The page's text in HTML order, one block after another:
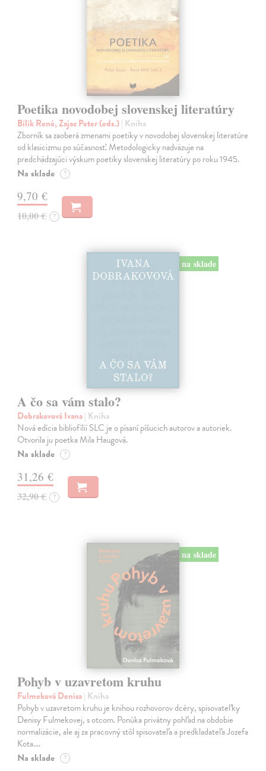
Poetika novodobej slovenskej literatúry
Bílik René, Zajac Peter (eds.)| Kniha
Zborník sa zaoberá zmenami poetiky v novodobej slovenskej literatúre
od klasicizmu po súčasnosť. Metodologicky nadväzuje na
predchádzajúci výskum poetiky slovenskej literatúry po roku 1945.
Na sklade ?
9,70 €
10,00 € ?
na sklade
A čo sa vám stalo?
Dobrakovová Ivana| Kniha
Nová edícia bibliofílií SLC je o písaní píšucich autorov a autoriek.
Otvorila ju poetka Mila Haugová.
Na sklade ?
31,26 €
32,90 € ?
na sklade
Pohyb v uzavretom kruhu
Fulmeková Denisa| Kniha
Pohyb v uzavretom kruhu je knihou rozhovorov dcéry, spisovateľky
Denisy Fulmekovej, s otcom. Ponúka privátny pohľad na obdobie
normalizácie, ale aj za pracovný stôl spisovateľa a predkladateľa Jozefa
Kota.…
Na sklade ?